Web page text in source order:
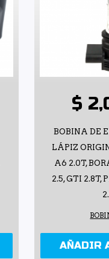
$
BOBINA DE
LÁPIZ
A6 2.0T,
2.5, GTI 2.8T,
AÑADIR